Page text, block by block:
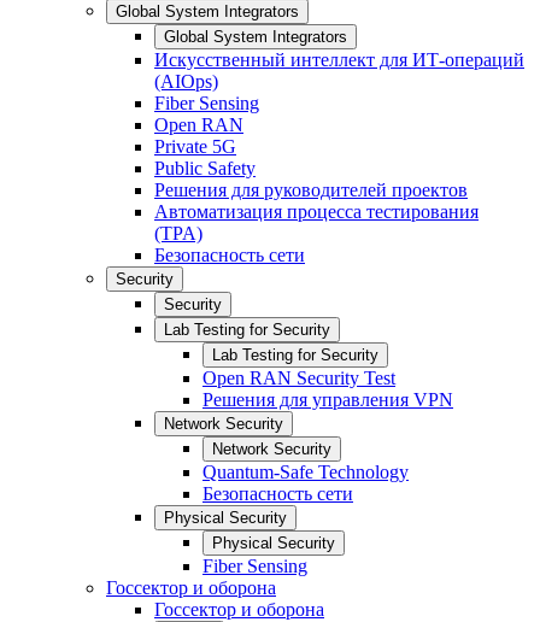
Global System Integrators
Global System Integrators
Искусственный интеллект для ИТ-операций
(AIOps)
Fiber Sensing
Open RAN
Private 5G
Public Safety
Решения для руководителей проектов
Автоматизация процесса тестирования
(TPA)
Безопасность сети
Security
Security
Lab Testing for Security
Lab Testing for Security
Open RAN Security Test
Решения для управления VPN
Network Security
Network Security
Quantum-Safe Technology
Безопасность сети
Physical Security
Physical Security
Fiber Sensing
Госсектор и оборона
Госсектор и оборона